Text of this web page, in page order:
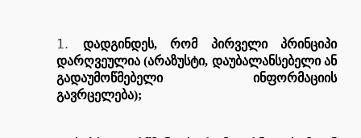
დადგინდეს, რომ პირველი პრინციპი
დარღვეულია (არაზუსტი, დაუბალანსებელი ან
გადაუმოწმებელი ინფორმაციის
გავრცელება);